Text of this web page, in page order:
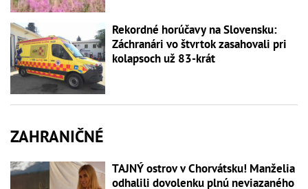
Rekordné horúčavy na Slovensku:
Záchranári vo štvrtok zasahovali pri
kolapsoch už 83-krát
ZAHRANIČNÉ
TAJNÝ ostrov v Chorvátsku! Manželia
odhalili dovolenku plnú neviazaného